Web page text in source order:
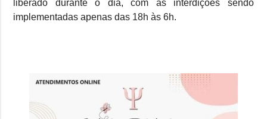
liberado durante o dia, com as interdições sendo
implementadas apenas das 18h às 6h.